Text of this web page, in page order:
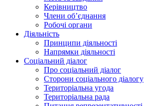
Керівництво
Члени об’єднання
Робочі органи
Діяльність
Принципи діяльності
Напрямки діяльності
Соціальний діалог
Про соціальний діалог
Сторони соціального діалогу
Територіальна угода
Територіальна рада